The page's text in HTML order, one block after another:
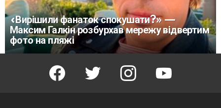
«Вирішили фанаток спокушати?» —
Максим Галкін розбурхав мережу відвертим
фото на пляжі
facebook twitter instagram youtube